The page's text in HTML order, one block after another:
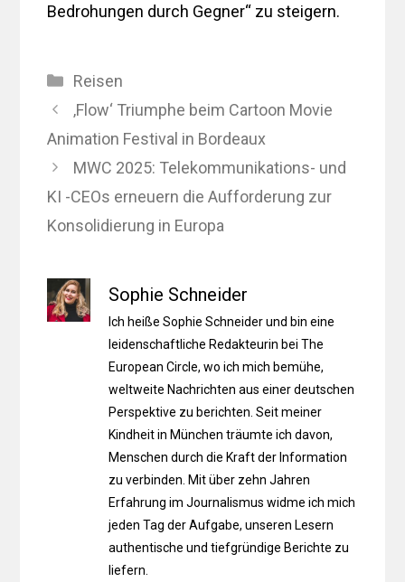
Bedrohungen durch Gegner“ zu steigern.
Kategorien
Reisen
‚Flow‘ Triumphe beim Cartoon Movie
Animation Festival in Bordeaux
MWC 2025: Telekommunikations- und
KI -CEOs erneuern die Aufforderung zur
Konsolidierung in Europa
Sophie Schneider
Ich heiße Sophie Schneider und bin eine
leidenschaftliche Redakteurin bei The
European Circle, wo ich mich bemühe,
weltweite Nachrichten aus einer deutschen
Perspektive zu berichten. Seit meiner
Kindheit in München träumte ich davon,
Menschen durch die Kraft der Information
zu verbinden. Mit über zehn Jahren
Erfahrung im Journalismus widme ich mich
jeden Tag der Aufgabe, unseren Lesern
authentische und tiefgründige Berichte zu
liefern.